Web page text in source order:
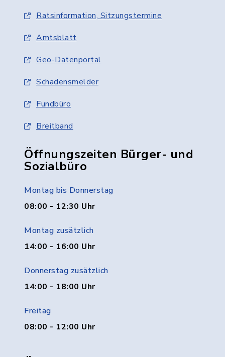
Ratsinformation, Sitzungstermine
Amtsblatt
Geo-Datenportal
Schadensmelder
Fundbüro
Breitband
Öffnungszeiten Bürger- und
Sozialbüro
Montag bis Donnerstag
08:00 - 12:30 Uhr
Montag zusätzlich
14:00 - 16:00 Uhr
Donnerstag zusätzlich
14:00 - 18:00 Uhr
Freitag
08:00 - 12:00 Uhr